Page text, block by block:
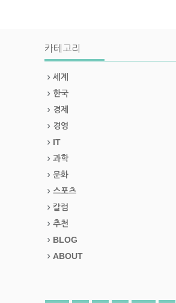
카테고리
세계
한국
경제
경영
IT
과학
문화
스포츠
칼럼
추천
BLOG
ABOUT